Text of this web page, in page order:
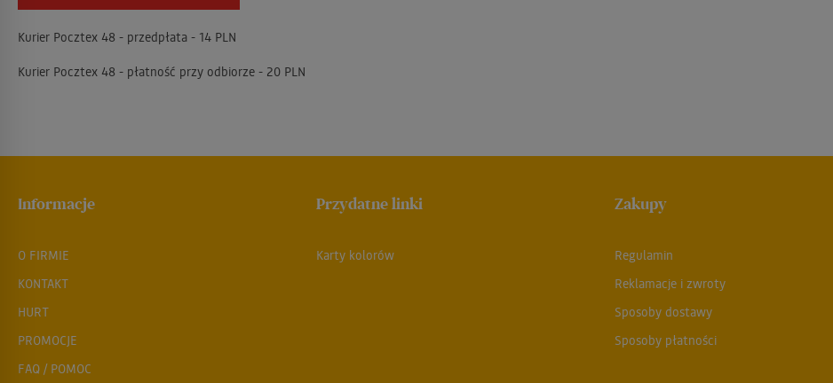
Kurier Pocztex 48 - przedpłata - 14 PLN
Kurier Pocztex 48 - płatność przy odbiorze - 20 PLN
Informacje
O FIRMIE
KONTAKT
HURT
PROMOCJE
FAQ / POMOC
Przydatne linki
Karty kolorów
Zakupy
Regulamin
Reklamacje i zwroty
Sposoby dostawy
Sposoby płatności